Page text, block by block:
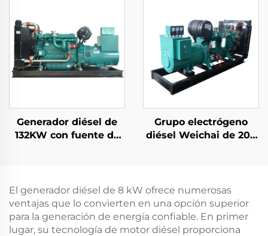
155 KW
Generador diésel de
132KW con fuente de
eficiencia de Weichai
Grupo electrógeno
diésel Weichai de 200
El generador diésel de 8 kW ofrece numerosas
ventajas que lo convierten en una opción superior
para la generación de energía confiable. En primer
lugar, su tecnología de motor diésel proporciona